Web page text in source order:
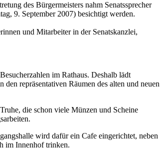
des Bürgermeisters nahm Senatssprecher
9. September 2007) besichtigt werden.
und Mitarbeiter in der Senatskanzlei,
im Rathaus. Deshalb lädt
den repräsentativen Räumen des alten und neuen
die schon viele Münzen und Scheine
wird dafür ein Cafe eingerichtet, neben
im Innenhof trinken.